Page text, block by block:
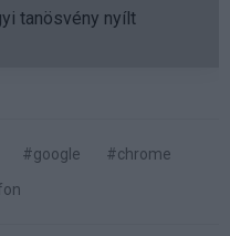
tanösvény nyílt
#google
#chrome